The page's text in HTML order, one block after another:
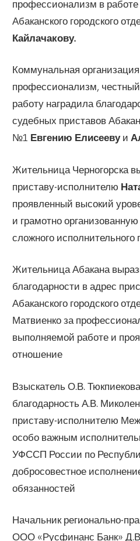
профессионализм в
Абаканского городского
Кайлачакову.
Коммунальная
профессионализм,
работу наградила
судебных приставов
№1 Евгению Елисеевуи
Жительница Черногорска
приставу-исполнителю
проявленный высокий
и грамотно
сложного исполнительного
Жительница Абакана
благодарности в адрес
Абаканского городского
Матвиенко за
выполняемой работе и
отношение
Взыскатель О.В.
благодарность А.В.
приставу-исполнителю
особо важным
УФССП России по
добросовестное
обязанностей
Начальник регионально-
ООО «Русфинанс Банк»